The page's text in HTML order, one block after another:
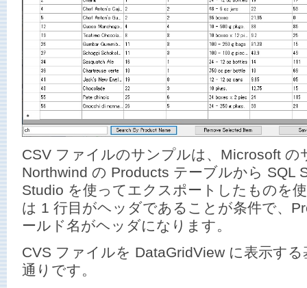
CSV ファイルのサンプルは、Microsoft の
Northwind の Products テーブルから SQL
Studio を使ってエクスポートしたものを
は 1 行目がヘッダであることが条件で、
ールド名がヘッダになります。
CVS ファイルを DataGridView に表示す
通りです。